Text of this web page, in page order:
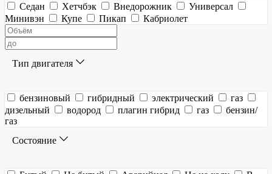
Седан Хетчбэк Внедорожник
Универсал
Минивэн
Купе Пикап Кабриолет
Тип двигателя
бензиновый гибридный электрический
газ
дизельный
водород плагин гибрид газ
бензин/
газ
Состояние